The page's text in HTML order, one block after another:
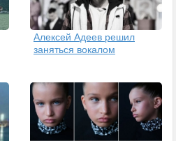
Алексей Адеев решил
заняться вокалом